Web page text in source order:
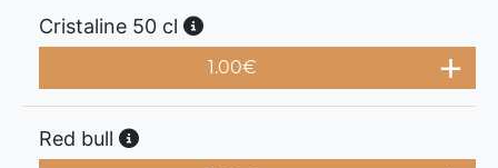
Cristaline 50 cl
1.00€
Red bull